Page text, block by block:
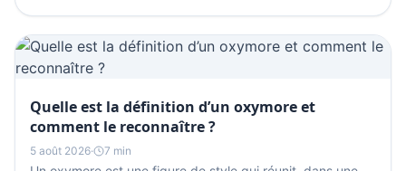
Quelle est la définition d’un oxymore et
comment le reconnaître ?
5 août 2026· 7 min